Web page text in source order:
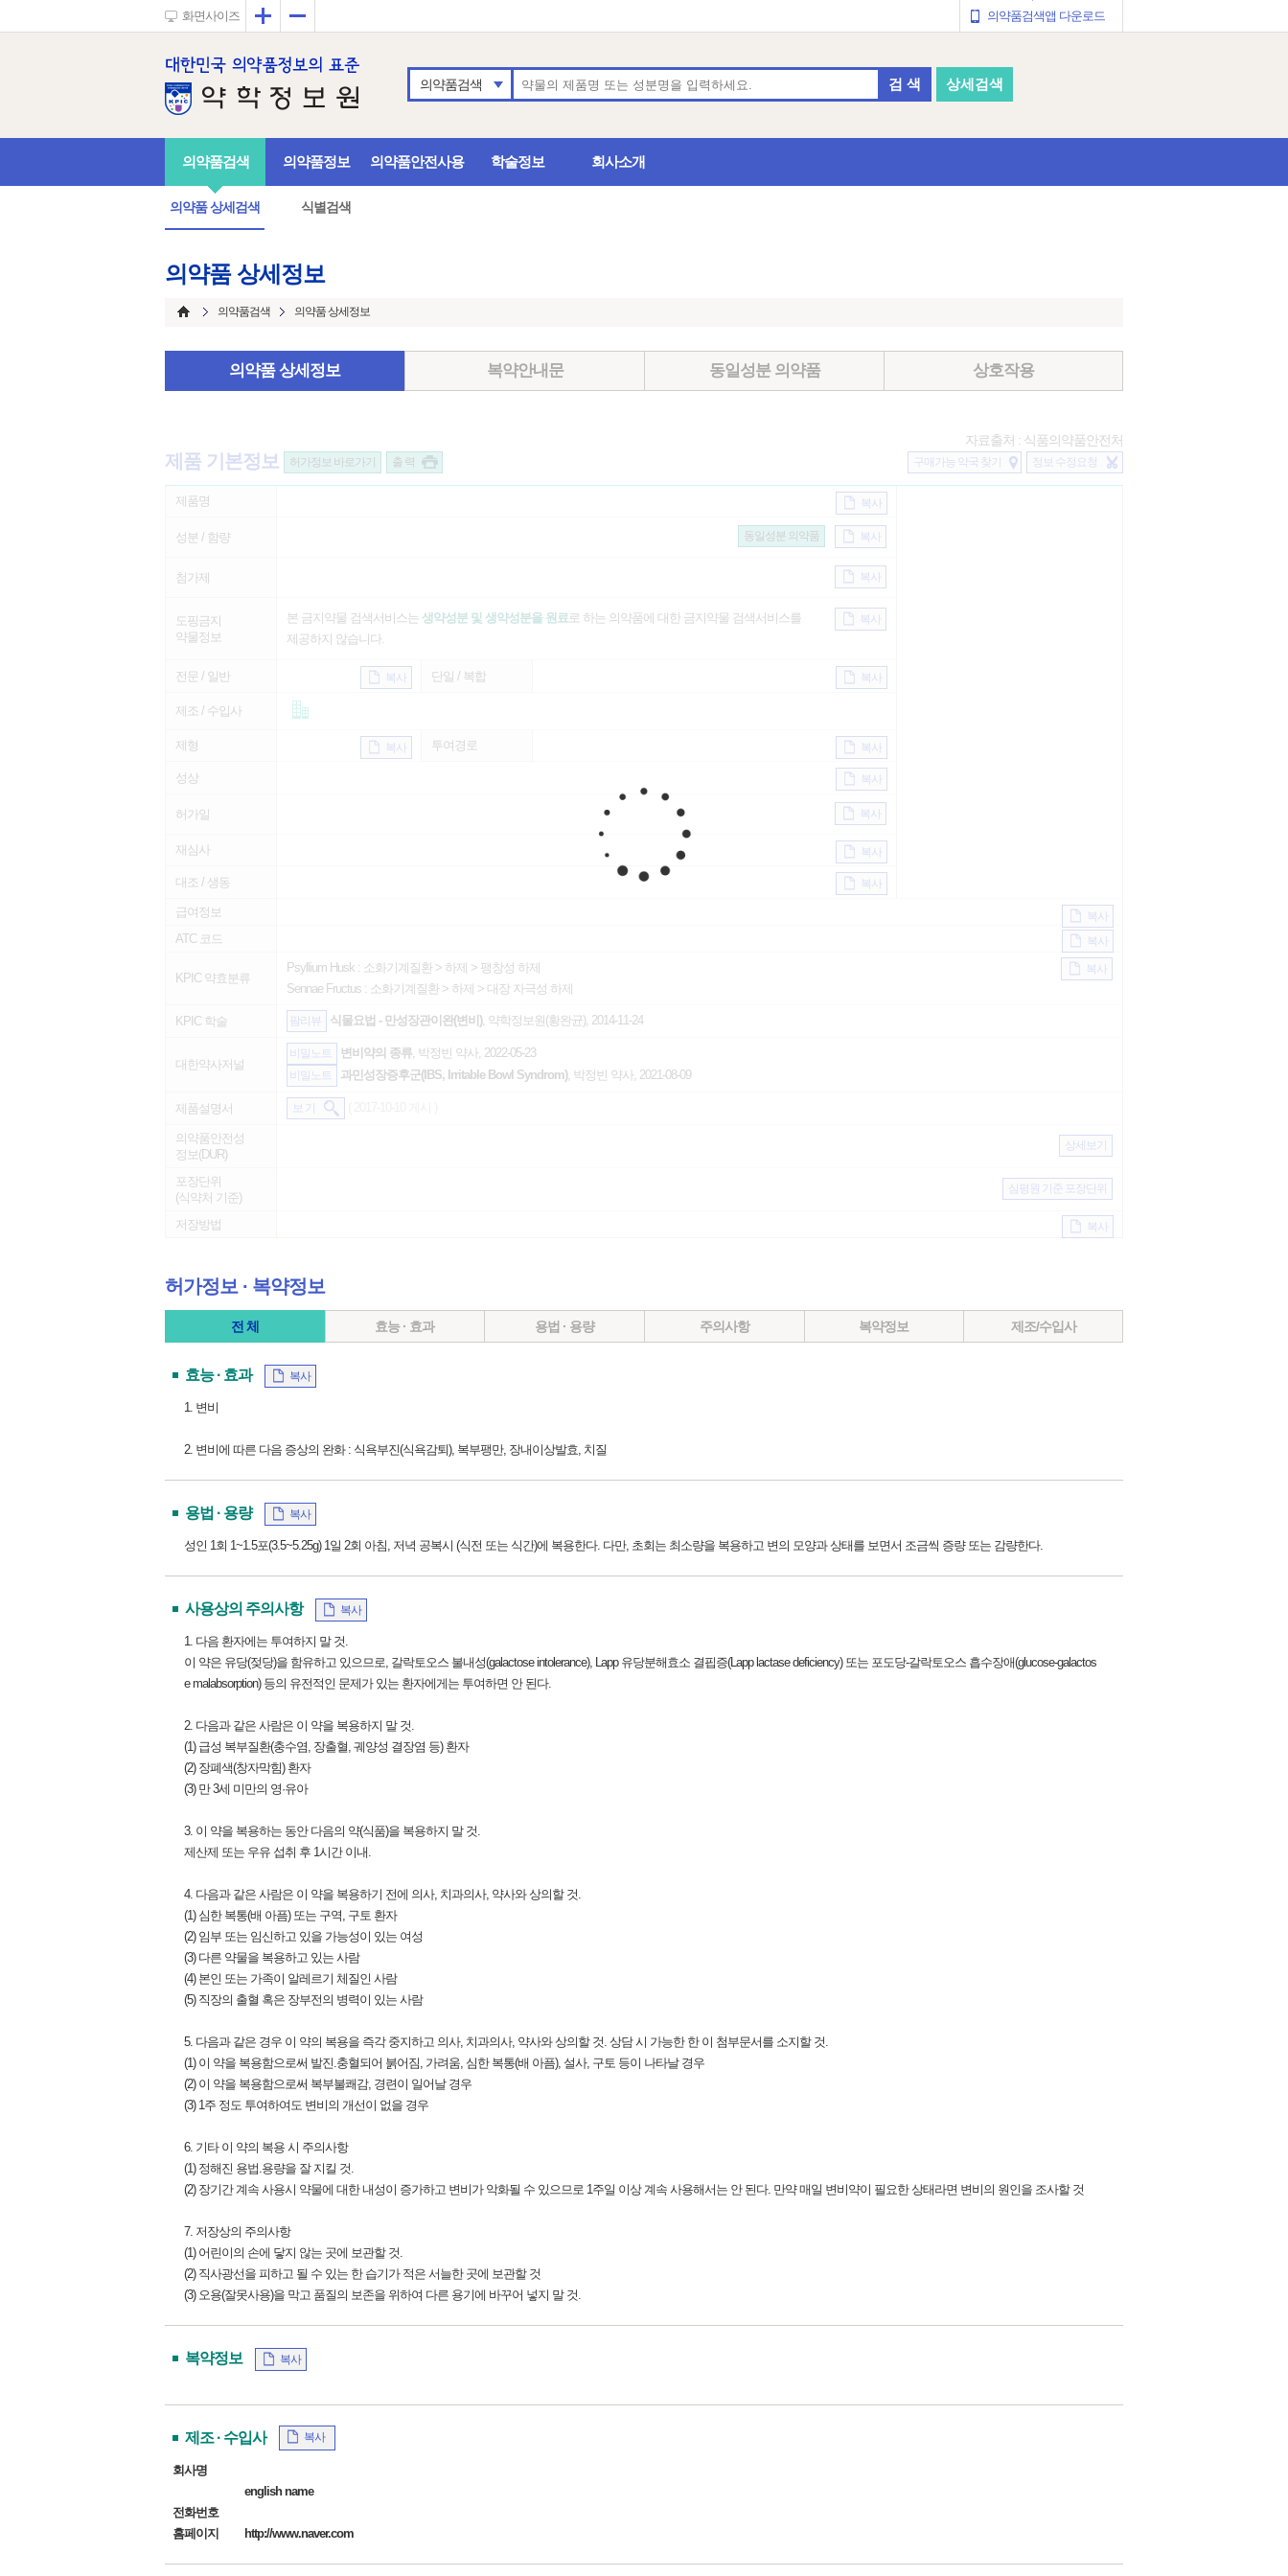
화면사이즈 확대 의약품검색앱 다운로드
의약품검색 검 색 상세검색
의약품검색
의약품 상세검색 식별검색
의약품정보 의약품안전사용 학술정보 회사소개
의약품 상세정보
의약품검색 의약품 상세정보
의약품 상세정보 복약안내문 동일성분 의약품 상호작용
자료출처 : 식품의약품안전처
제품 기본정보 허가정보 바로가기 출 력 정보 수정요청
구매가능 약국 찾기
제품명 복사
성분 / 함량 복사
동일성분 의약품
첨가제 복사
도핑금지
약물정보
복사
본 금지약물 검색서비스는 생약성분 및 생약성분을 원료로 하는 의약품에 대한 금지약물 검색서비스를
제공하지 않습니다.
전문 / 일반 복사 단일 / 복합 복사
제조 / 수입사
제형 복사 투여경로 복사
성상 복사
허가일 복사
재심사 복사
대조 / 생동 복사
급여정보 복사
ATC 코드 복사
KPIC 약효분류
복사
Psyllium Husk : 소화기계질환 > 하제 > 팽창성 하제
Sennae Fructus : 소화기계질환 > 하제 > 대장 자극성 하제
KPIC 학술 팜리뷰 식물요법 - 만성장관이완(변비), 약학정보원(황완균), 2014-11-24
대한약사저널
비밀노트 변비약의 종류, 박정빈 약사, 2022-05-23
비밀노트 과민성장증후군(IBS, Irritable Bowl Syndrom), 박정빈 약사, 2021-08-09
제품설명서 보 기
의약품안전성
정보(DUR)
상세보기
포장단위
(식약처 기준)
심평원 기준 포장단위
저장방법 복사
허가정보 ∙ 복약정보
전 체 효능 · 효과 용법 · 용량 주의사항 복약정보 제조/수입사
효능 · 효과 복사
1. 변비
2. 변비에 따른 다음 증상의 완화 : 식욕부진(식욕감퇴), 복부팽만, 장내이상발효, 치질
용법 · 용량 복사
성인 1회 1~1.5포(3.5~5.25g) 1일 2회 아침, 저녁 공복시 (식전 또는 식간)에 복용한다. 다만, 초회는 최소량을 복용하고 변의 모양과 상태를 보면서 조금씩 증량 또는 감량한다.
사용상의 주의사항 복사
1. 다음 환자에는 투여하지 말 것.
이 약은 유당(젖당)을 함유하고 있으므로, 갈락토오스 불내성(galactose intolerance), Lapp 유당분해효소 결핍증(Lapp lactase deficiency) 또는 포도당-갈락토오스 흡수장애(glucose-galactos
e malabsorption) 등의 유전적인 문제가 있는 환자에게는 투여하면 안 된다.
2. 다음과 같은 사람은 이 약을 복용하지 말 것.
(1) 급성 복부질환(충수염, 장출혈, 궤양성 결장염 등) 환자
(2) 장폐색(창자막힘) 환자
(3) 만 3세 미만의 영·유아
3. 이 약을 복용하는 동안 다음의 약(식품)을 복용하지 말 것.
제산제 또는 우유 섭취 후 1시간 이내.
4. 다음과 같은 사람은 이 약을 복용하기 전에 의사, 치과의사, 약사와 상의할 것.
(1) 심한 복통(배 아픔) 또는 구역, 구토 환자
(2) 임부 또는 임신하고 있을 가능성이 있는 여성
(3) 다른 약물을 복용하고 있는 사람
(4) 본인 또는 가족이 알레르기 체질인 사람
(5) 직장의 출혈 혹은 장부전의 병력이 있는 사람
5. 다음과 같은 경우 이 약의 복용을 즉각 중지하고 의사, 치과의사, 약사와 상의할 것. 상담 시 가능한 한 이 첨부문서를 소지할 것.
(1) 이 약을 복용함으로써 발진.충혈되어 붉어짐, 가려움, 심한 복통(배 아픔), 설사, 구토 등이 나타날 경우
(2) 이 약을 복용함으로써 복부불쾌감, 경련이 일어날 경우
(3) 1주 정도 투여하여도 변비의 개선이 없을 경우
6. 기타 이 약의 복용 시 주의사항
(1) 정해진 용법.용량을 잘 지킬 것.
(2) 장기간 계속 사용시 약물에 대한 내성이 증가하고 변비가 악화될 수 있으므로 1주일 이상 계속 사용해서는 안 된다. 만약 매일 변비약이 필요한 상태라면 변비의 원인을 조사할 것
7. 저장상의 주의사항
(1) 어린이의 손에 닿지 않는 곳에 보관할 것.
(2) 직사광선을 피하고 될 수 있는 한 습기가 적은 서늘한 곳에 보관할 것
(3) 오용(잘못사용)을 막고 품질의 보존을 위하여 다른 용기에 바꾸어 넣지 말 것.
복약정보 복사
제조 · 수입사 복사
회사명
english name
전화번호
홈페이지
http://www.naver.com